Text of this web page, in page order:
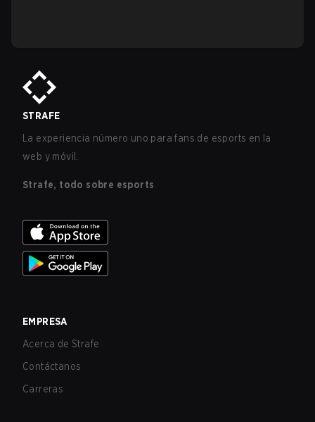
STRAFE
La experiencia número uno para fans de esports en la
web y móvil.
Strafe, todo sobre esports
EMPRESA
Acerca de Strafe
Contáctanos
Carreras